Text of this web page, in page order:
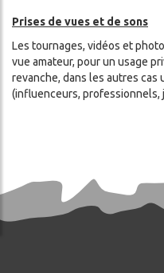
Prises de vues et de sons
Les tournages, vidéos et
vue amateur, pour un usage
revanche, dans les autres
(influenceurs, professionnels,